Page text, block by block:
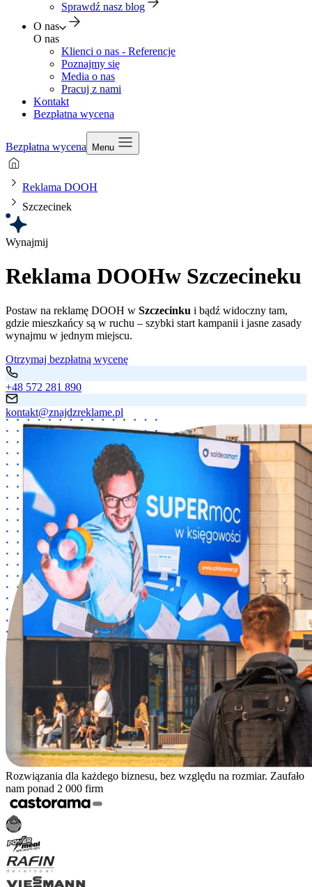
Sprawdź nasz blog
O nas
O nas
Klienci o nas - Referencje
Poznajmy się
Media o nas
Pracuj z nami
Kontakt
Bezpłatna wycena
Bezpłatna wycena Menu
Reklama DOOH
Szczecinek
Wynajmij
Reklama DOOHw Szczecineku
Postaw na reklamę DOOH w Szczecinku i bądź widoczny tam,
gdzie mieszkańcy są w ruchu – szybki start kampanii i jasne zasady
wynajmu w jednym miejscu.
Otrzymaj bezpłatną wycenę
+48 572 281 890
kontakt@znajdzreklame.pl
Rozwiązania dla każdego biznesu, bez względu na rozmiar. Zaufało
nam ponad 2 000 firm